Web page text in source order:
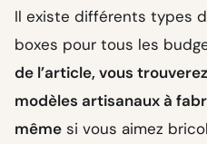
Il existe différents types
boxes pour tous les
de l’article, vous
modèles artisanaux à
même si vous aimez